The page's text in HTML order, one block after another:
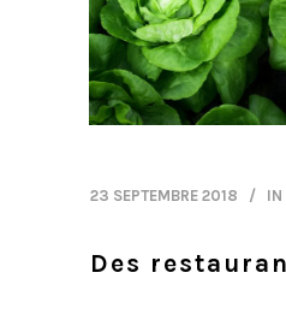
23 SEPTEMBRE 2018 IN
Des